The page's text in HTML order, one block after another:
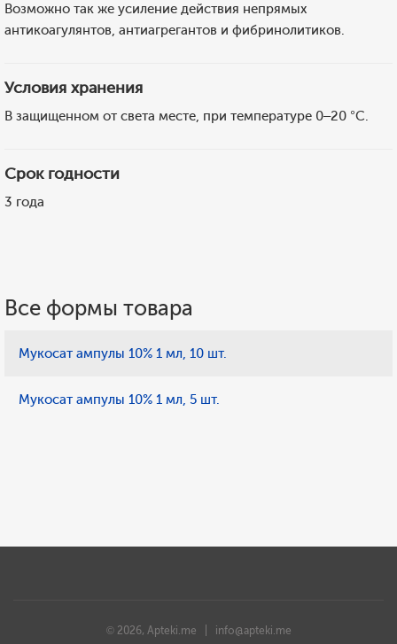
Возможно так же усиление действия непрямых
антикоагулянтов, антиагрегантов и фибринолитиков.
Условия хранения
В защищенном от света месте, при температуре 0–20 °C.
Срок годности
3 года
Все формы товара
Мукосат ампулы 10% 1 мл, 10 шт.
Мукосат ампулы 10% 1 мл, 5 шт.
© 2026, Apteki.me | info@apteki.me